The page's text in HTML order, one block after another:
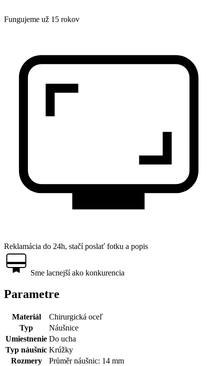
Fungujeme už 15 rokov
Reklamácia do 24h, stačí poslať fotku a popis
Sme lacnejší ako konkurencia
Parametre
Materiál
Chirurgická oceľ
Typ
Náušnice
Umiestnenie Do ucha
Typ náušníc Krúžky
Rozmery
Průměr náušnic: 14 mm